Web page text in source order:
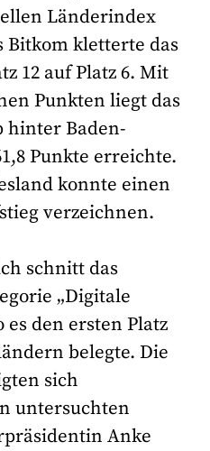
Länderindex
Bitkom kletterte das
12 auf Platz 6. Mit
Punkten liegt das
hinter Baden-
Punkte erreichte.
konnte einen
verzeichnen.
schnitt das
„Digitale
es den ersten Platz
belegte. Die
sich
untersuchten
Anke